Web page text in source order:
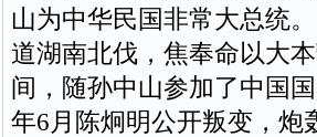
山为中华民国非常大总统
道湖南北伐，焦奉命以大
间，随孙中山参加了中国
年6月陈炯明公开叛变，炮